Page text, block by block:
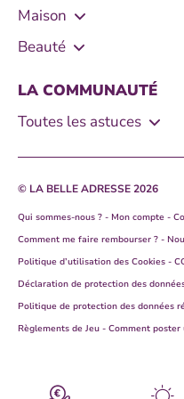
La
1 an(s)
Bonjour,
email
nous
A très
Répondre
1 an(s)
Rien ne marche
jamais reçu.
Répondre
- Bons de réduction
- Bons de réduction
- Bons de réduction Gliss
- Enlever une tache de
- Nettoyer et détartrer
- Comment nettoyer une
nos 4 masques maison !
- Nos 4 recettes maison
- 5 astuces anti-
- Le Chat
- Xtra total
- Décolor Stop
Maison
- Bref
- Mir Vaisselle
Beauté
- Schwarzkopf Gliss
- Schwarzkopf Taft
- Syoss
LA COMMUNAUTÉ
Toutes les astuces
© LA BELLE ADRESSE 2026
Qui sommes-nous ? Mon compte
Comment me faire rembourser ?
Politique d’utilisation des Cookies
Déclaration de protection des
Politique de protection des données
Règlements de Jeu
Comment poster